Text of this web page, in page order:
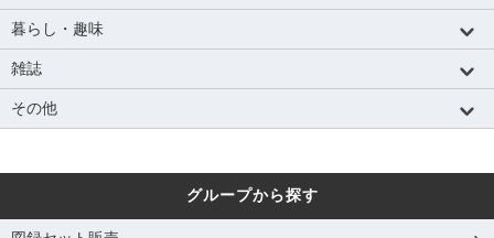
暮らし・趣味
雑誌
その他
グループから探す